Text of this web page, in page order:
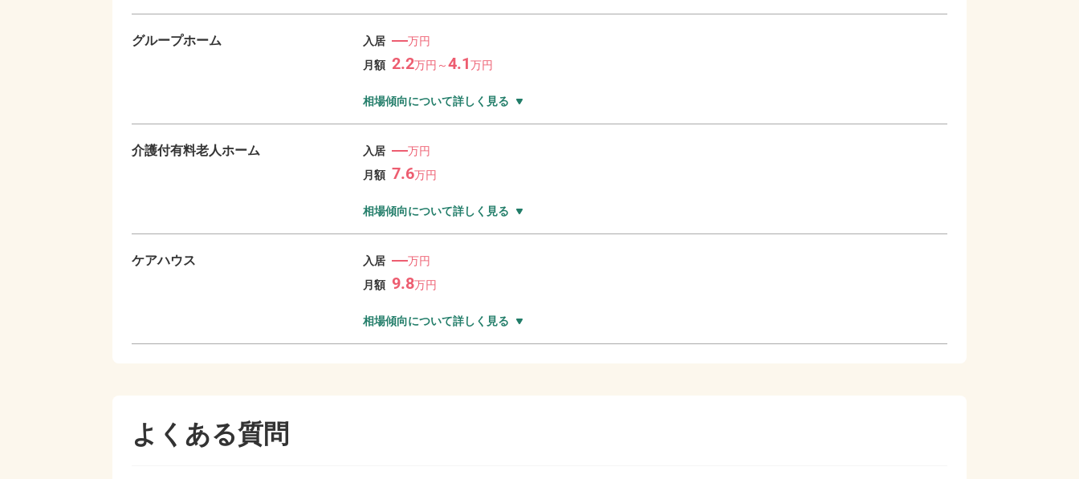
グループホーム 入居 ―万円
月額 2.2万円～4.1万円
相場傾向について詳しく見る
介護付有料老人ホーム 入居 ―万円
月額 7.6万円
相場傾向について詳しく見る
ケアハウス 入居 ―万円
月額 9.8万円
相場傾向について詳しく見る
よくある質問